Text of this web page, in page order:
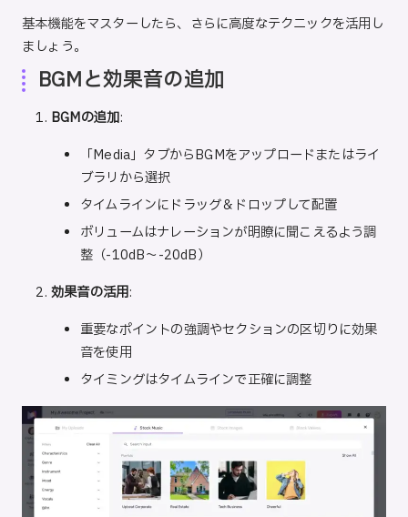
基本機能をマスターしたら、さらに高度なテクニックを活用し
ましょう。
BGMと効果音の追加
BGMの追加:
「Media」タブからBGMをアップロードまたはライ
ブラリから選択
タイムラインにドラッグ＆ドロップして配置
ボリュームはナレーションが明瞭に聞こえるよう調
整（-10dB〜-20dB）
効果音の活用:
重要なポイントの強調やセクションの区切りに効果
音を使用
タイミングはタイムラインで正確に調整